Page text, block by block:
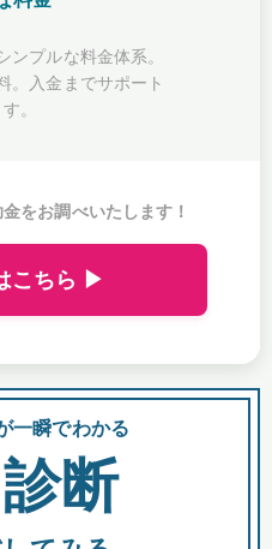
ンプルな料金体系。
。入金までサポート
。
をお調べいたします！
こちら ▶
一瞬でわかる
断